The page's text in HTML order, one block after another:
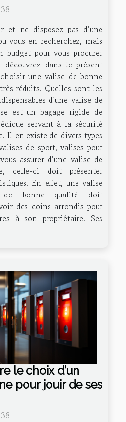
et ne disposez pas d’une
vous en recherchez, mais
budget pour vous procurer
découvrez dans le présent
une valise de bonne
réduits. Quelles sont les
d’une valise de
est un bagage rigide de
servant à la sécurité
Il en existe de divers types
de sport, valises pour
assurer d’une valise de
celle-ci doit présenter
En effet, une valise
bonne qualité doit
des coins arrondis pour
à son propriétaire. Ses
le choix d’un
pour jouir de ses